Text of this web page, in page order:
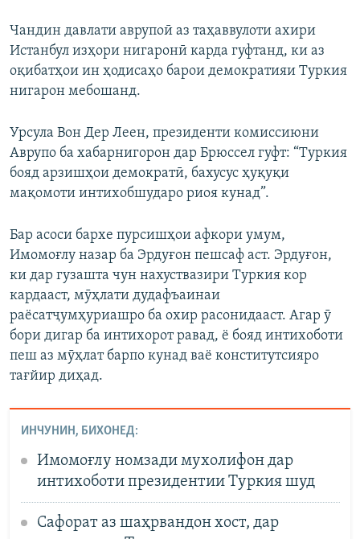
Чандин давлати аврупоӣ аз таҳаввулоти ахири
Истанбул изҳори нигаронӣ карда гуфтанд, ки аз
оқибатҳои ин ҳодисаҳо барои демократияи Туркия
нигарон мебошанд.
Урсула Вон Дер Леен, президенти комиссиюни
Аврупо ба хабарнигорон дар Брюссел гуфт: “Туркия
бояд арзишҳои демократӣ, бахусус ҳуқуқи
мақомоти интихобшударо риоя кунад”.
Бар асоси бархе пурсишҳои афкори умум,
Имомоғлу назар ба Эрдуғон пешсаф аст. Эрдуғон,
ки дар гузашта чун нахуствазири Туркия кор
кардааст, мӯҳлати дудафъаинаи
раёсатҷумҳуриашро ба охир расонидааст. Агар ӯ
бори дигар ба интихорот равад, ё бояд интихоботи
пеш аз мӯҳлат барпо кунад ваё конститутсияро
тағйир диҳад.
ИНЧУНИН, БИХОНЕД:
Имомоғлу номзади мухолифон дар
интихоботи президентии Туркия шуд
Сафорат аз шаҳрвандон хост, дар